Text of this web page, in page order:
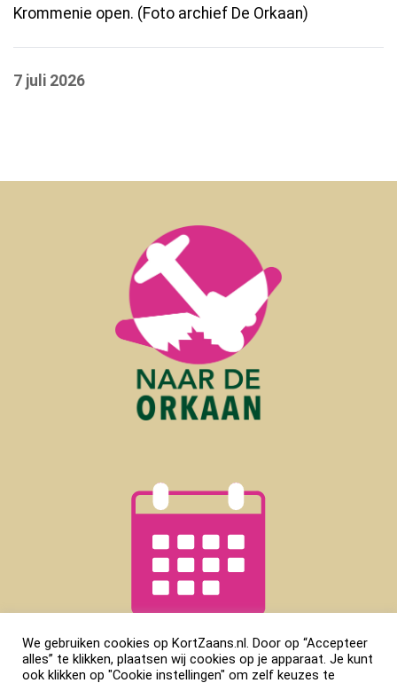
Krommenie open. (Foto archief De Orkaan)
7 juli 2026
We gebruiken cookies op KortZaans.nl. Door op “Accepteer
alles” te klikken, plaatsen wij cookies op je apparaat. Je kunt
ook klikken op "Cookie instellingen" om zelf keuzes te